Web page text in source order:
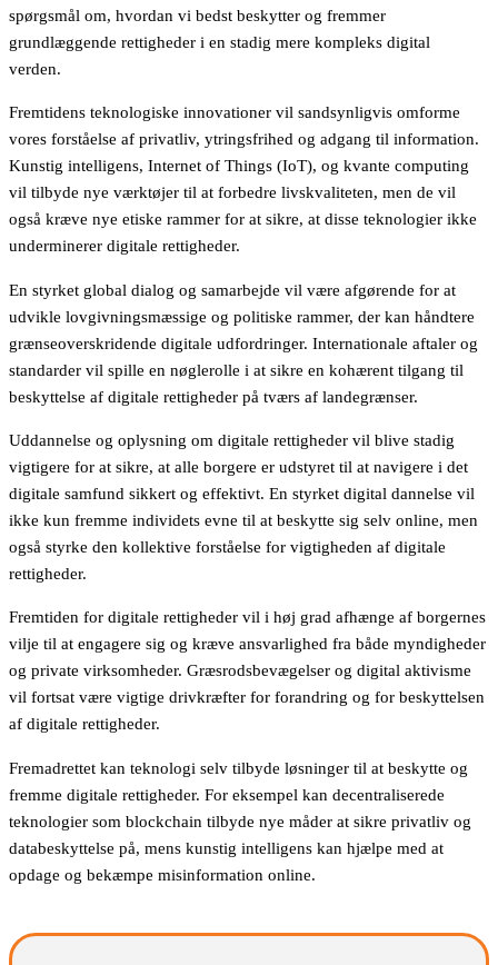
spørgsmål om, hvordan vi bedst beskytter og fremmer
grundlæggende rettigheder i en stadig mere kompleks digital
verden.
Fremtidens teknologiske innovationer vil sandsynligvis omforme
vores forståelse af privatliv, ytringsfrihed og adgang til information.
Kunstig intelligens, Internet of Things (IoT), og kvante computing
vil tilbyde nye værktøjer til at forbedre livskvaliteten, men de vil
også kræve nye etiske rammer for at sikre, at disse teknologier ikke
underminerer digitale rettigheder.
En styrket global dialog og samarbejde vil være afgørende for at
udvikle lovgivningsmæssige og politiske rammer, der kan håndtere
grænseoverskridende digitale udfordringer. Internationale aftaler og
standarder vil spille en nøglerolle i at sikre en kohærent tilgang til
beskyttelse af digitale rettigheder på tværs af landegrænser.
Uddannelse og oplysning om digitale rettigheder vil blive stadig
vigtigere for at sikre, at alle borgere er udstyret til at navigere i det
digitale samfund sikkert og effektivt. En styrket digital dannelse vil
ikke kun fremme individets evne til at beskytte sig selv online, men
også styrke den kollektive forståelse for vigtigheden af digitale
rettigheder.
Fremtiden for digitale rettigheder vil i høj grad afhænge af borgernes
vilje til at engagere sig og kræve ansvarlighed fra både myndigheder
og private virksomheder. Græsrodsbevægelser og digital aktivisme
vil fortsat være vigtige drivkræfter for forandring og for beskyttelsen
af digitale rettigheder.
Fremadrettet kan teknologi selv tilbyde løsninger til at beskytte og
fremme digitale rettigheder. For eksempel kan decentraliserede
teknologier som blockchain tilbyde nye måder at sikre privatliv og
databeskyttelse på, mens kunstig intelligens kan hjælpe med at
opdage og bekæmpe misinformation online.